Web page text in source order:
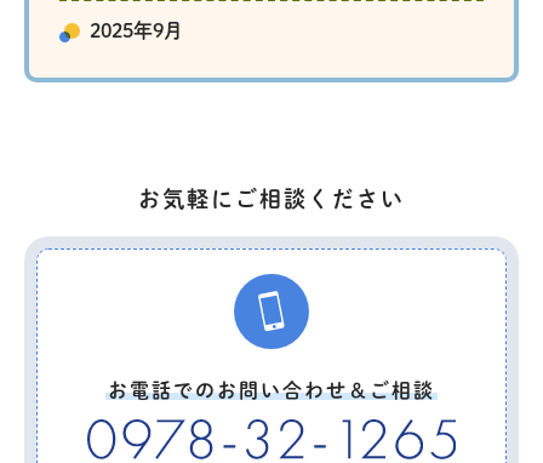
2025年9月
お気軽にご相談ください
お電話でのお問い合わせ＆ご相談